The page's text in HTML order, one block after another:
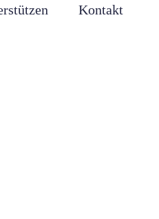
Kontakt